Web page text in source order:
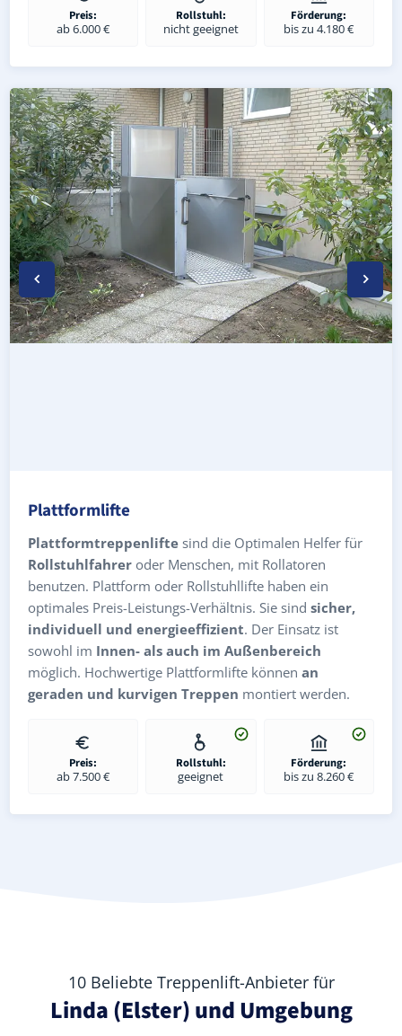
Preis:
ab 6.000 €
Rollstuhl:
nicht geeignet
Förderung:
bis zu 4.180 €
Wetterfester Plattformlift außen in Linda (Elster)
Rollstuhl-Plattformlift in Linda (Elster) (Landkreis
Plattformlifte
Plattformtreppenlifte sind die Optimalen Helfer für
Rollstuhlfahrer oder Menschen, mit Rollatoren
benutzen. Plattform oder Rollstuhllifte haben ein
optimales Preis-Leistungs-Verhältnis. Sie sind sicher,
individuell und energieeffizient. Der Einsatz ist
sowohl im Innen- als auch im Außenbereich
möglich. Hochwertige Plattformlifte können an
geraden und kurvigen Treppen montiert werden.
Preis:
ab 7.500 €
Rollstuhl:
geeignet
Förderung:
bis zu 8.260 €
10 Beliebte Treppenlift-Anbieter für
Linda (Elster) und Umgebung